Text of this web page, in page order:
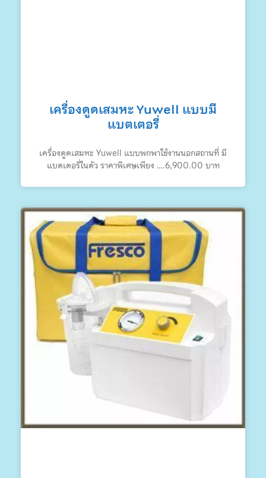
เครื่องดูดเสมหะ Yuwell แบบมี
แบตเตอรี่
เครื่องดูดเสมหะ Yuwell แบบพกพาใช้งานนอกสถานที่ มี
แบตเตอรี่ในตัว ราคาพิเศษเพียง ….6,900.00 บาท